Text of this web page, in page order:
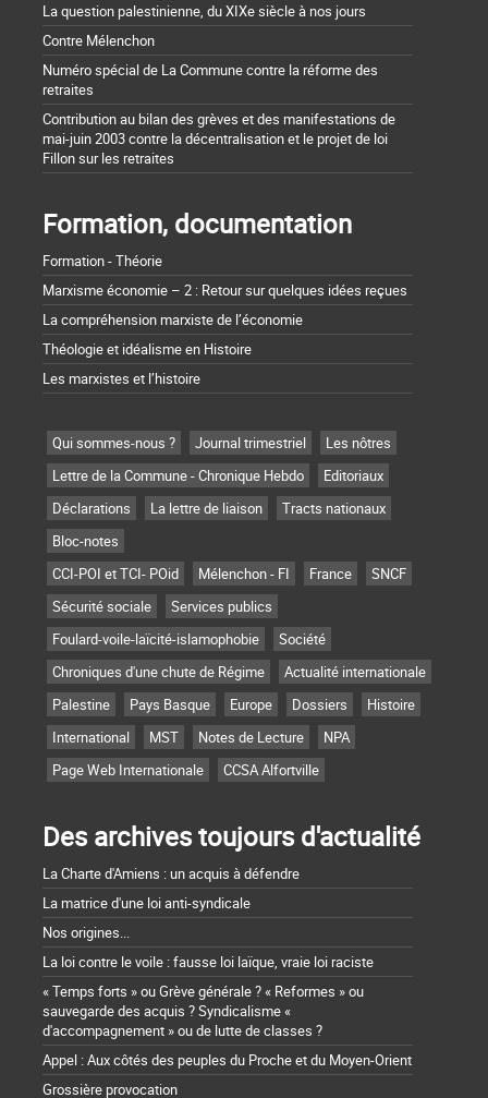
La question palestinienne, du XIXe siècle à nos jours
Contre Mélenchon
Numéro spécial de La Commune contre la réforme des
retraites
Contribution au bilan des grèves et des manifestations de
mai-juin 2003 contre la décentralisation et le projet de loi
Fillon sur les retraites
Formation, documentation
Formation - Théorie
Marxisme économie – 2 : Retour sur quelques idées reçues
La compréhension marxiste de l’économie
Théologie et idéalisme en Histoire
Les marxistes et l’histoire
Qui sommes-nous ? Journal trimestriel
Les nôtres
Lettre de la Commune - Chronique Hebdo
Editoriaux
Déclarations
La lettre de liaison
Tracts nationaux
Bloc-notes
CCI-POI et TCI- POid
Mélenchon - FI France
SNCF
Sécurité sociale
Services publics
Foulard-voile-laïcité-islamophobie
Société
Chroniques d'une chute de Régime
Actualité internationale
Palestine
Pays Basque Europe Dossiers
Histoire
International
MST Notes de Lecture
NPA
Page Web Internationale
CCSA Alfortville
Des archives toujours d'actualité
La Charte d'Amiens : un acquis à défendre
La matrice d'une loi anti-syndicale
Nos origines...
La loi contre le voile : fausse loi laïque, vraie loi raciste
« Temps forts » ou Grève générale ? « Reformes » ou
sauvegarde des acquis ? Syndicalisme «
d'accompagnement » ou de lutte de classes ?
Appel : Aux côtés des peuples du Proche et du Moyen-Orient
Grossière provocation